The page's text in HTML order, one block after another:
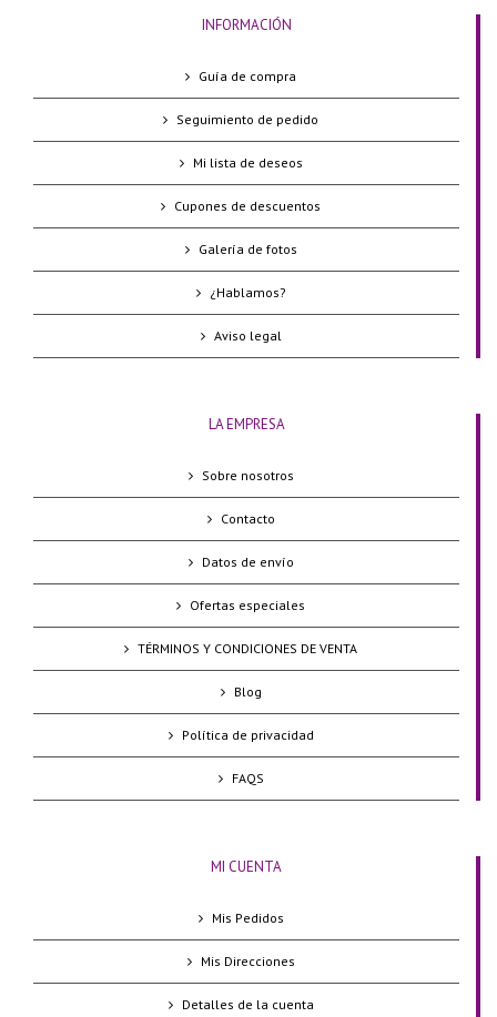
INFORMACIÓN
Guía de compra
Seguimiento de pedido
Mi lista de deseos
Cupones de descuentos
Galería de fotos
¿Hablamos?
Aviso legal
LA EMPRESA
Sobre nosotros
Contacto
Datos de envío
Ofertas especiales
TÉRMINOS Y CONDICIONES DE VENTA
Blog
Política de privacidad
FAQS
MI CUENTA
Mis Pedidos
Mis Direcciones
Detalles de la cuenta